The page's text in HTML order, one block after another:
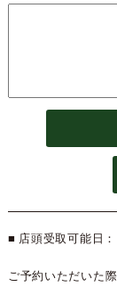
■ 店頭受取可能日
ご予約いただいた